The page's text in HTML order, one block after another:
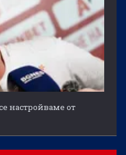
настройваме от